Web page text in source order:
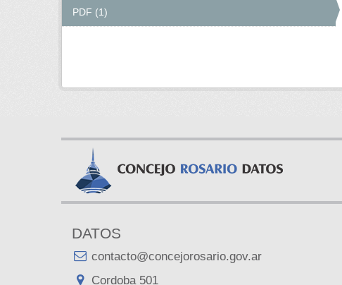
PDF (1)
DATOS
contacto@concejorosario.gov.ar
Cordoba 501